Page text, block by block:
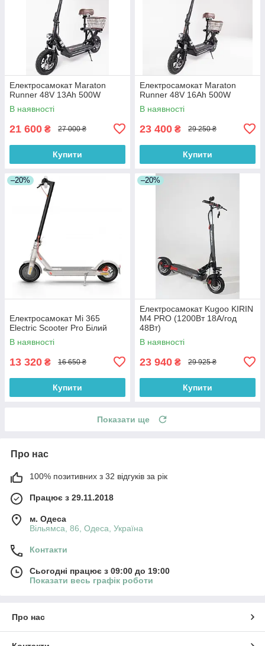
Електросамокат Maraton
Runner 48V 13Ah 500W
В наявності
21 600 ₴ 27 000 ₴
Купити
Електросамокат Maraton
Runner 48V 16Ah 500W
В наявності
23 400 ₴ 29 250 ₴
Купити
–20%
Електросамокат Mi 365
Electric Scooter Pro Білий
В наявності
13 320 ₴ 16 650 ₴
Купити
–20%
Електросамокат Kugoo KIRIN
M4 PRO (1200Вт 18А/год
48Вт)
В наявності
23 940 ₴ 29 925 ₴
Купити
Показати ще
Про нас
100% позитивних з 32 відгуків за рік
Працює з 29.11.2018
м. Одеса
Вільямса, 86, Одеса, Україна
Контакти
Сьогодні працює з 09:00 до 19:00
Показати весь графік роботи
Про нас